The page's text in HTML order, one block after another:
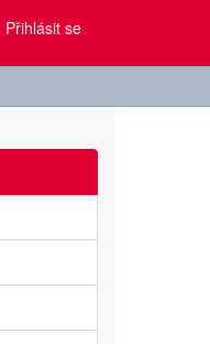
Přihlásit se